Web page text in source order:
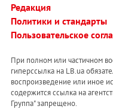
Редакция
Политики и стандарты
Пользовательское
При полном или частичном
гиперссылка на LB.ua
воспроизведение или иное
содержится ссылка на
Группа" запрещено.